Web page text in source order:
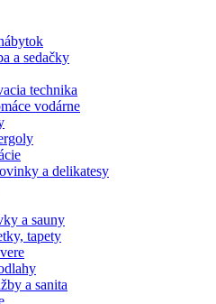
a sedačky
technika
vodárne
a delikatesy
a sauny
tapety
a sanita